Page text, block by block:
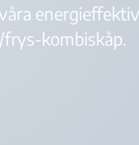
kombiskåp.